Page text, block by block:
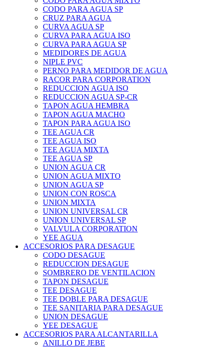
CODO PARA AGUA SP
CRUZ PARA AGUA
CURVA AGUA SP
CURVA PARA AGUA ISO
CURVA PARA AGUA SP
MEDIDORES DE AGUA
NIPLE PVC
PERNO PARA MEDIDOR DE AGUA
RACOR PARA CORPORATION
REDUCCION AGUA ISO
REDUCCION AGUA SP-CR
TAPON AGUA HEMBRA
TAPON AGUA MACHO
TAPON PARA AGUA ISO
TEE AGUA CR
TEE AGUA ISO
TEE AGUA MIXTA
TEE AGUA SP
UNION AGUA CR
UNION AGUA MIXTO
UNION AGUA SP
UNION CON ROSCA
UNION MIXTA
UNION UNIVERSAL CR
UNION UNIVERSAL SP
VALVULA CORPORATION
YEE AGUA
ACCESORIOS PARA DESAGUE
CODO DESAGUE
REDUCCION DESAGUE
SOMBRERO DE VENTILACION
TAPON DESAGUE
TEE DESAGUE
TEE DOBLE PARA DESAGUE
TEE SANITARIA PARA DESAGUE
UNION DESAGUE
YEE DESAGUE
ACCESORIOS PARA ALCANTARILLA
ANILLO DE JEBE